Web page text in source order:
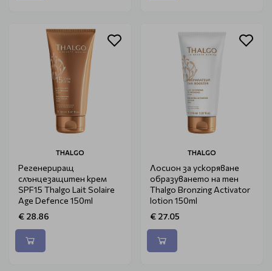
THALGO
Регенериращ
слънцезащитен крем
SPF15 Thalgo Lait Solaire
Age Defence 150ml
€ 28.86
THALGO
Лосион за ускоряване
образуването на тен
Thalgo Bronzing Activator
lotion 150ml
€ 27.05